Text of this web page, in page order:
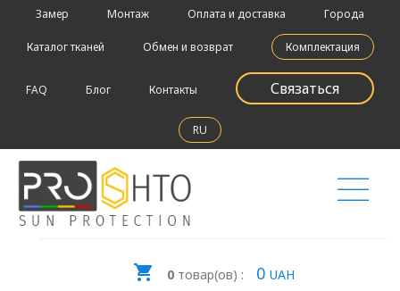
Замер Монтаж Оплата и доставка Города
Каталог тканей Обмен и возврат Комплектация
FAQ Блог Контакты Связаться
RU
0товар(ов) : 0 UAH